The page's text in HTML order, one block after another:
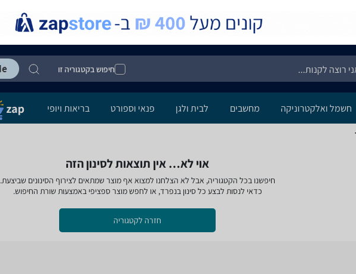
חיפוש בקטגוריה זו
חשמל ואלקטרוניקה מחשבים לבית ולגן פנאי וספורט בריאות ויופי
אוי לא… אין תוצאות לסינון הזה
חיפשנו בכל הקטגוריה, אבל לא הצלחנו למצוא אף מוצר שמתאים לצירוף הסינונים שביצעת.
כדאי לנסות לבצע כל סינון בנפרד, או לחפש מוצר ספציפי באמצעות שורת החיפוש.
חזרה לקטגוריה